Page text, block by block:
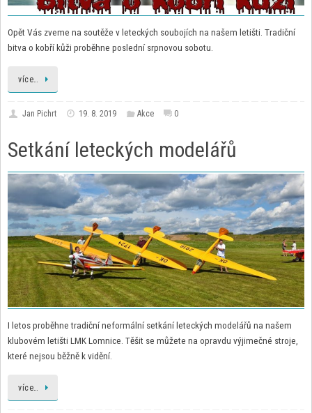
Opět Vás zveme na soutěže v leteckých soubojích na našem letišti. Tradiční
bitva o kobří kůži proběhne poslední srpnovou sobotu.
více…
Jan Pichrt 19. 8. 2019 Akce 0
Setkání leteckých modelářů
I letos proběhne tradiční neformální setkání leteckých modelářů na našem
klubovém letišti LMK Lomnice. Těšit se můžete na opravdu výjimečné stroje,
které nejsou běžně k vidění.
více…